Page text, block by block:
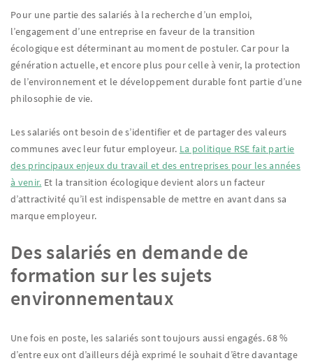
Pour une partie des salariés à la recherche d’un emploi,
l’engagement d’une entreprise en faveur de la transition
écologique est déterminant au moment de postuler. Car pour la
génération actuelle, et encore plus pour celle à venir, la protection
de l’environnement et le développement durable font partie d’une
philosophie de vie.
Les salariés ont besoin de s’identifier et de partager des valeurs
communes avec leur futur employeur. La politique RSE fait partie
des principaux enjeux du travail et des entreprises pour les années
à venir. Et la transition écologique devient alors un facteur
d’attractivité qu’il est indispensable de mettre en avant dans sa
marque employeur.
Des salariés en demande de
formation sur les sujets
environnementaux
Une fois en poste, les salariés sont toujours aussi engagés. 68 %
d’entre eux ont d’ailleurs déjà exprimé le souhait d’être davantage